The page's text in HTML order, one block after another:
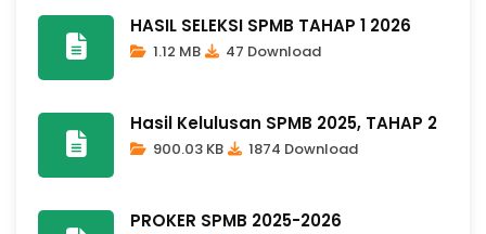
HASIL SELEKSI SPMB TAHAP 1 2026
1.12 MB 47 Download
Hasil Kelulusan SPMB 2025, TAHAP 2
900.03 KB 1874 Download
PROKER SPMB 2025-2026